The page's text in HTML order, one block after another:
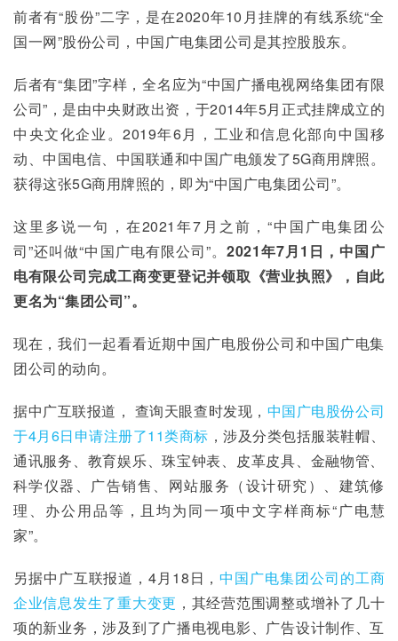
前者有“股份”二字，是在2020年10月挂牌的有线系统“全
国一网”股份公司，中国广电集团公司是其控股股东。
后者有“集团”字样，全名应为“中国广播电视网络集团有限
公司”，是由中央财政出资，于2014年5月正式挂牌成立的
中央文化企业。2019年6月，工业和信息化部向中国移
动、中国电信、中国联通和中国广电颁发了5G商用牌照。
获得这张5G商用牌照的，即为“中国广电集团公司”。
这里多说一句，在2021年7月之前，“中国广电集团公
司”还叫做“中国广电有限公司”。2021年7月 1 日，中国广
电有限公司完成工商变更登记并领取《营业执照》，自此
更名为“集团公司”。
现在，我们一起看看近期中国广电股份公司和中国广电集
团公司的动向。
据中广互联报道， 查询天眼查时发现， 中国广电股份公司
于4月6日申请注册了11类商标 ，涉及分类包括服装鞋帽、
通讯服务、教育娱乐、珠宝钟表、皮革皮具、金融物管、
科学仪器、广告销售、网站服务（设计研究）、建筑修
理、办公用品等，且均为同一项中文字样商标“广电慧
家”。
另据中广互联报道，4月18日，中国广电集团公司的工商
企业信息发生了重大变更 ，其经营范围调整或增补了几十
项的新业务，涉及到了广播电视电影、广告设计制作、互